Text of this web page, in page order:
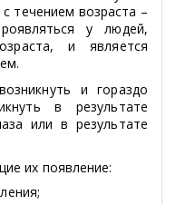
течением возраста –
у людей,
и является
и гораздо
в результате
или в результате
их появление: